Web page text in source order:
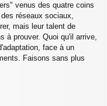
venus des quatre coins
réseaux sociaux,
mais leur talent de
à prouver. Quoi qu'il arrive,
face à un
Faisons sans plus